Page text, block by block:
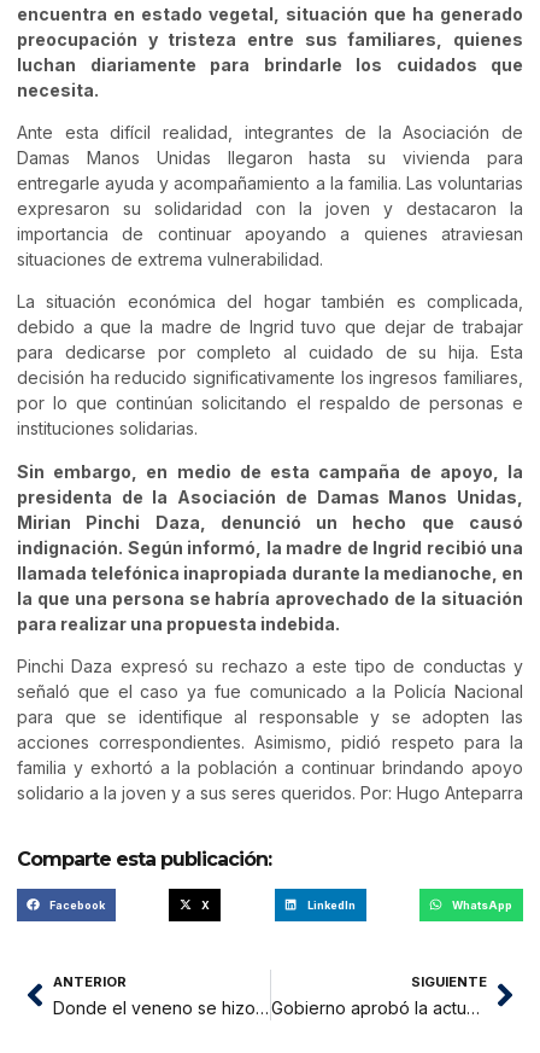
encuentra en estado vegetal, situación que ha generado
preocupación y tristeza entre sus familiares, quienes
luchan diariamente para brindarle los cuidados que
necesita.
Ante esta difícil realidad, integrantes de la Asociación de
Damas Manos Unidas llegaron hasta su vivienda para
entregarle ayuda y acompañamiento a la familia. Las voluntarias
expresaron su solidaridad con la joven y destacaron la
importancia de continuar apoyando a quienes atraviesan
situaciones de extrema vulnerabilidad.
La situación económica del hogar también es complicada,
debido a que la madre de Ingrid tuvo que dejar de trabajar
para dedicarse por completo al cuidado de su hija. Esta
decisión ha reducido significativamente los ingresos familiares,
por lo que continúan solicitando el respaldo de personas e
instituciones solidarias.
Sin embargo, en medio de esta campaña de apoyo, la
presidenta de la Asociación de Damas Manos Unidas,
Mirian Pinchi Daza, denunció un hecho que causó
indignación. Según informó, la madre de Ingrid recibió una
llamada telefónica inapropiada durante la medianoche, en
la que una persona se habría aprovechado de la situación
para realizar una propuesta indebida.
Pinchi Daza expresó su rechazo a este tipo de conductas y
señaló que el caso ya fue comunicado a la Policía Nacional
para que se identifique al responsable y se adopten las
acciones correspondientes. Asimismo, pidió respeto para la
familia y exhortó a la población a continuar brindando apoyo
solidario a la joven y a sus seres queridos. Por: Hugo Anteparra
Comparte esta publicación:
Facebook X LinkedIn WhatsApp
ANTERIOR
Donde el veneno se hizo ceniza
SIGUIENTE
Gobierno aprobó la actualización del Esquema Nacional de Inmunizaciones que incorpora cinco nuevas vacunas y 01 anticuerpo monoclonal